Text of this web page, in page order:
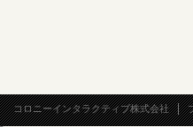
コロニーインタラクティブ株式会社